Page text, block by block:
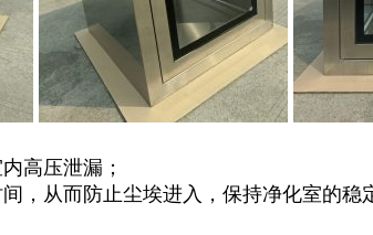
高压泄漏；
，从而防止尘埃进入，保持净化室的稳